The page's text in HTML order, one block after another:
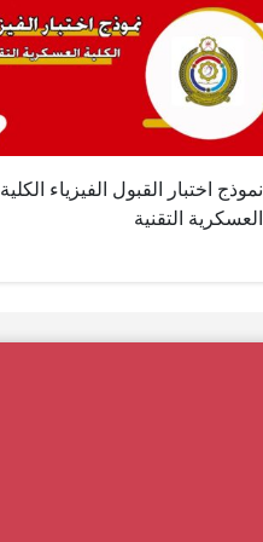
نموذج اختبار القبول الفيزياء الكلية
العسكرية التقنية